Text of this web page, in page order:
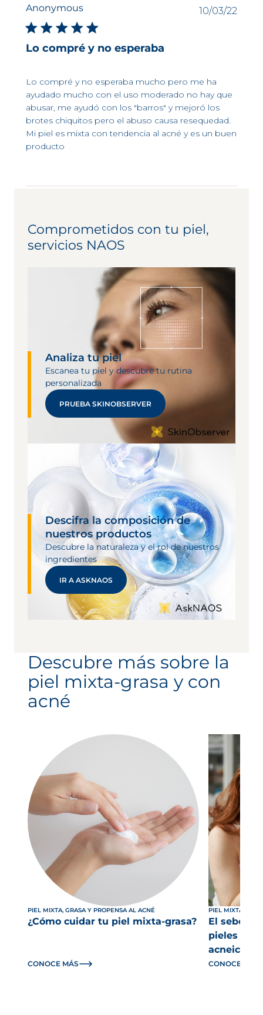
Anonymous
Lo compré y no esperaba
Lo compré y no esperaba mucho pero me ha
ayudado mucho con el uso moderado no hay que
abusar, me ayudó con los "barros" y mejoró los
brotes chiquitos pero el abuso causa resequedad.
Mi piel es mixta con tendencia al acné y es un buen
producto
10/03/22
Comprometidos con tu piel,
servicios NAOS
Analiza tu piel
Escanea tu piel y descubre tu rutina
personalizada
PRUEBA SKINOBSERVER
Descifra la composición de
nuestros productos
Descubre la naturaleza y el rol de nuestros
ingredientes
IR A ASKNAOS
Descubre más sobre la
piel mixta-grasa y con
acné
PIEL MIXTA, GRASA Y PROPENSA AL ACNÉ
¿Cómo cuidar tu piel mixta-grasa?
CONOCE MÁS
PIEL MIXTA,
El sebo, el
pieles
acneica
CONOCE MÁS